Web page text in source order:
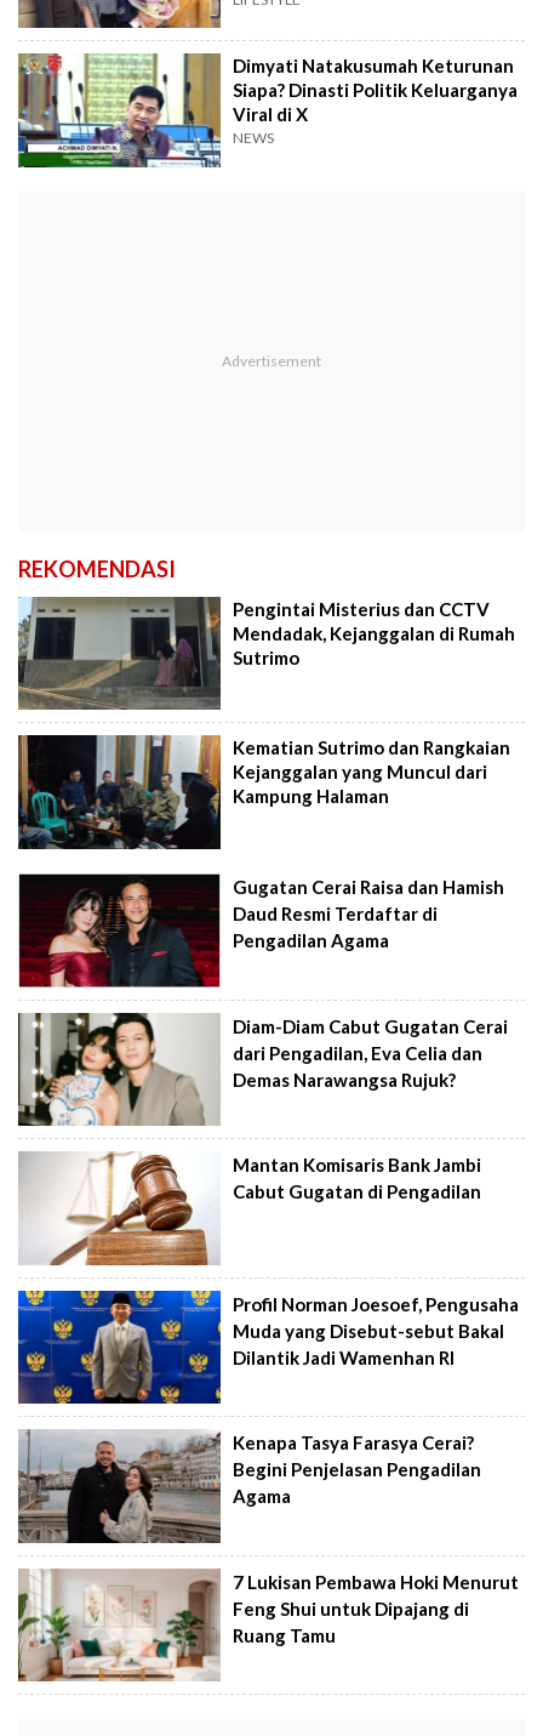
Dimyati Natakusumah Keturunan
Siapa? Dinasti Politik Keluarganya
Viral di X
NEWS
REKOMENDASI
Pengintai Misterius dan CCTV
Mendadak, Kejanggalan di Rumah
Sutrimo
Kematian Sutrimo dan Rangkaian
Kejanggalan yang Muncul dari
Kampung Halaman
Gugatan Cerai Raisa dan Hamish
Daud Resmi Terdaftar di
Pengadilan Agama
Diam-Diam Cabut Gugatan Cerai
dari Pengadilan, Eva Celia dan
Demas Narawangsa Rujuk?
Mantan Komisaris Bank Jambi
Cabut Gugatan di Pengadilan
Profil Norman Joesoef, Pengusaha
Muda yang Disebut-sebut Bakal
Dilantik Jadi Wamenhan RI
Kenapa Tasya Farasya Cerai?
Begini Penjelasan Pengadilan
Agama
7 Lukisan Pembawa Hoki Menurut
Feng Shui untuk Dipajang di
Ruang Tamu